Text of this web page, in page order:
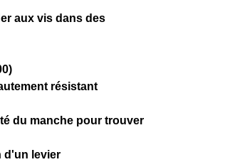
aux vis dans des
résistant
du manche pour trouver
d'un levier